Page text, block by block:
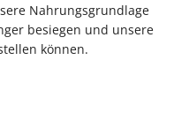
Nahrungsgrundlage
besiegen und unsere
können.